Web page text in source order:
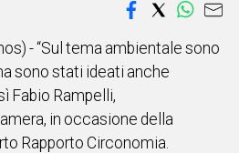
- “Sul tema ambientale sono
sono stati ideati anche
Fabio Rampelli,
in occasione della
Rapporto Circonomia.